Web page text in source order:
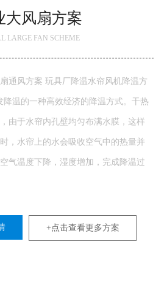
大风扇方案
LARGE FAN SCHEME
温水帘风机降温方
降温的一种高效经济的降温方式。干热
由于水帘内孔壁均匀布满水膜，这样
，水帘上的水会吸收空气中的热量并
气温度下降，湿度增加，完成降温过
+点击查看更多方案